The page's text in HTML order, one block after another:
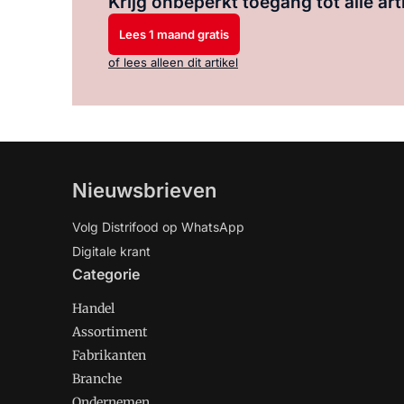
Lees 1 maand gratis
of lees alleen dit artikel
Nieuwsbrieven
Volg Distrifood op WhatsApp
Digitale krant
Categorie
Handel
Assortiment
Fabrikanten
Branche